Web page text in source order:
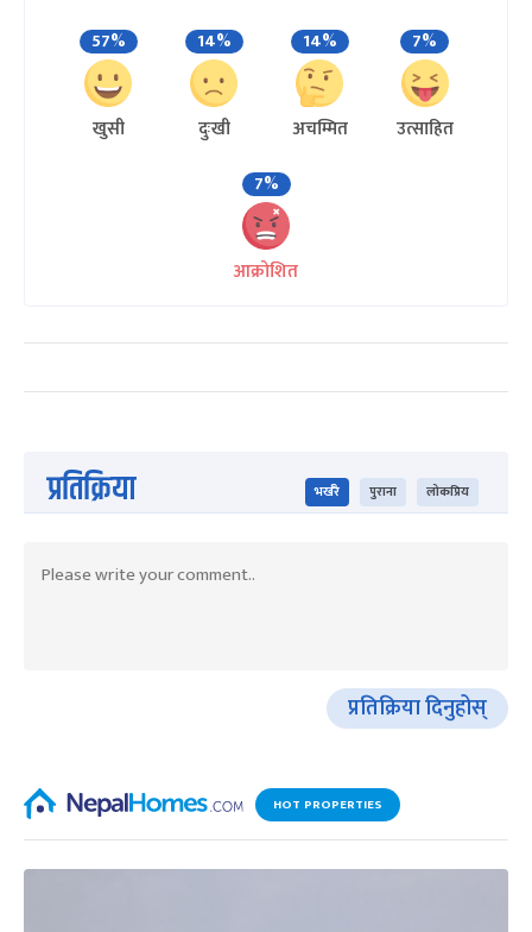
57%
खुसी
14%
दुःखी
14%
अचम्मित
7%
उत्साहित
7%
आक्रोशित
प्रतिक्रिया भर्खरै पुराना लोकप्रिय
प्रतिक्रिया दिनुहोस्
HOT PROPERTIES